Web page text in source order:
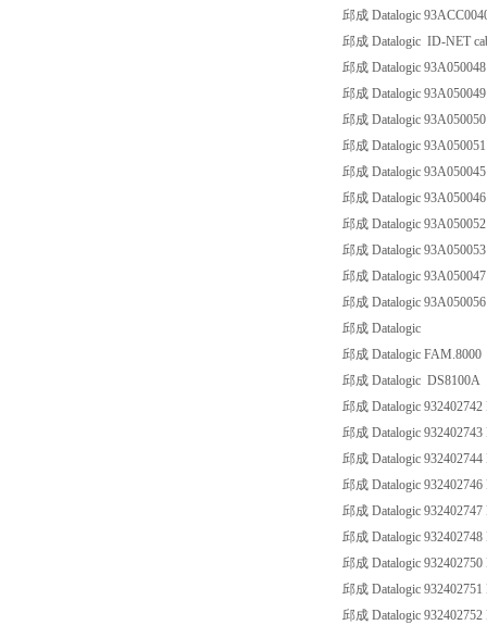
邱成 Datalogic
邱成 Datalogic ID-NET
邱成 Datalogic
邱成 Datalogic
邱成 Datalogic
邱成 Datalogic
邱成 Datalogic
邱成 Datalogic
邱成 Datalogic
邱成 Datalogic
邱成 Datalogic
邱成 Datalogic
邱成 Datalogic
邱成 Datalogic FAM.8000
邱成 Datalogic DS8100A
邱成 Datalogic
邱成 Datalogic
邱成 Datalogic
邱成 Datalogic
邱成 Datalogic
邱成 Datalogic
邱成 Datalogic
邱成 Datalogic
邱成 Datalogic